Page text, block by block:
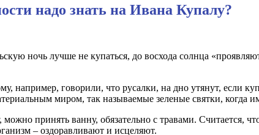
надо знать на Ивана Купалу?
ночь лучше не купаться, до восхода солнца
например, говорили, что русалки, на дно утянут, если
миром, так называемые зеленые святки, когда
принять ванну, обязательно с травами. Считается,
– оздоравливают и исцеляют.